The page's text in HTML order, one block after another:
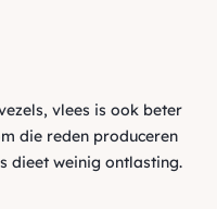
vlees is ook beter
die reden produceren
dieet weinig ontlasting.